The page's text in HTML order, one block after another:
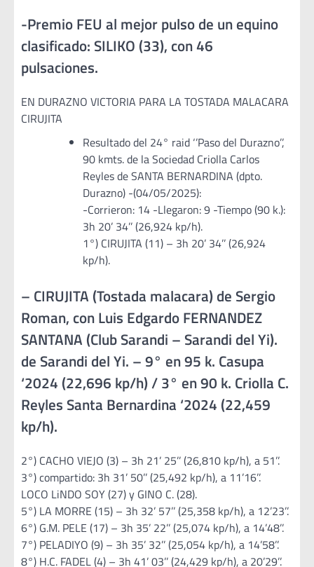
-Premio FEU al mejor pulso de un equino
clasificado: SILIKO (33), con 46
pulsaciones.
EN DURAZNO VICTORIA PARA LA TOSTADA MALACARA
CIRUJITA
Resultado del 24° raid ‘’Paso del Durazno’’,
90 kmts. de la Sociedad Criolla Carlos
Reyles de SANTA BERNARDINA (dpto.
Durazno) -(04/05/2025):
-Corrieron: 14 -Llegaron: 9 -Tiempo (90 k.):
3h 20’ 34’’ (26,924 kp/h).
1°) CIRUJITA (11) – 3h 20’ 34’’ (26,924
kp/h).
– CIRUJITA (Tostada malacara) de Sergio
Roman, con Luis Edgardo FERNANDEZ
SANTANA (Club Sarandi – Sarandi del Yi).
de Sarandi del Yi. – 9° en 95 k. Casupa
‘2024 (22,696 kp/h) / 3° en 90 k. Criolla C.
Reyles Santa Bernardina ‘2024 (22,459
kp/h).
2°) CACHO VIEJO (3) – 3h 21’ 25’’ (26,810 kp/h), a 51’’.
3°) compartido: 3h 31’ 50’’ (25,492 kp/h), a 11’16’’.
LOCO LiNDO SOY (27) y GINO C. (28).
5°) LA MORRE (15) – 3h 32’ 57’’ (25,358 kp/h), a 12’23’’.
6°) G.M. PELE (17) – 3h 35’ 22’’ (25,074 kp/h), a 14’48’’.
7°) PELADIYO (9) – 3h 35’ 32’’ (25,054 kp/h), a 14’58’’.
8°) H.C. FADEL (4) – 3h 41’ 03’’ (24,429 kp/h), a 20’29’’.